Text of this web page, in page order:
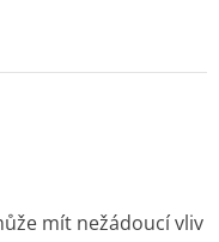
mít nežádoucí vliv